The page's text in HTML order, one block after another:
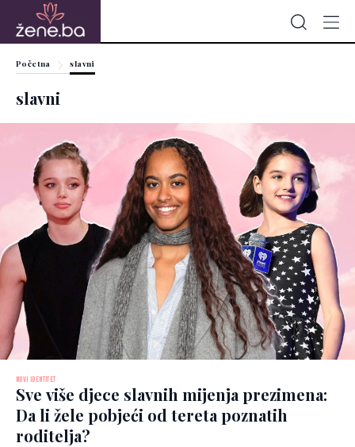
Početna slavni
slavni
NOVI IDENTITET
Sve više djece slavnih mijenja prezimena:
Da li žele pobjeći od tereta poznatih
roditelja?